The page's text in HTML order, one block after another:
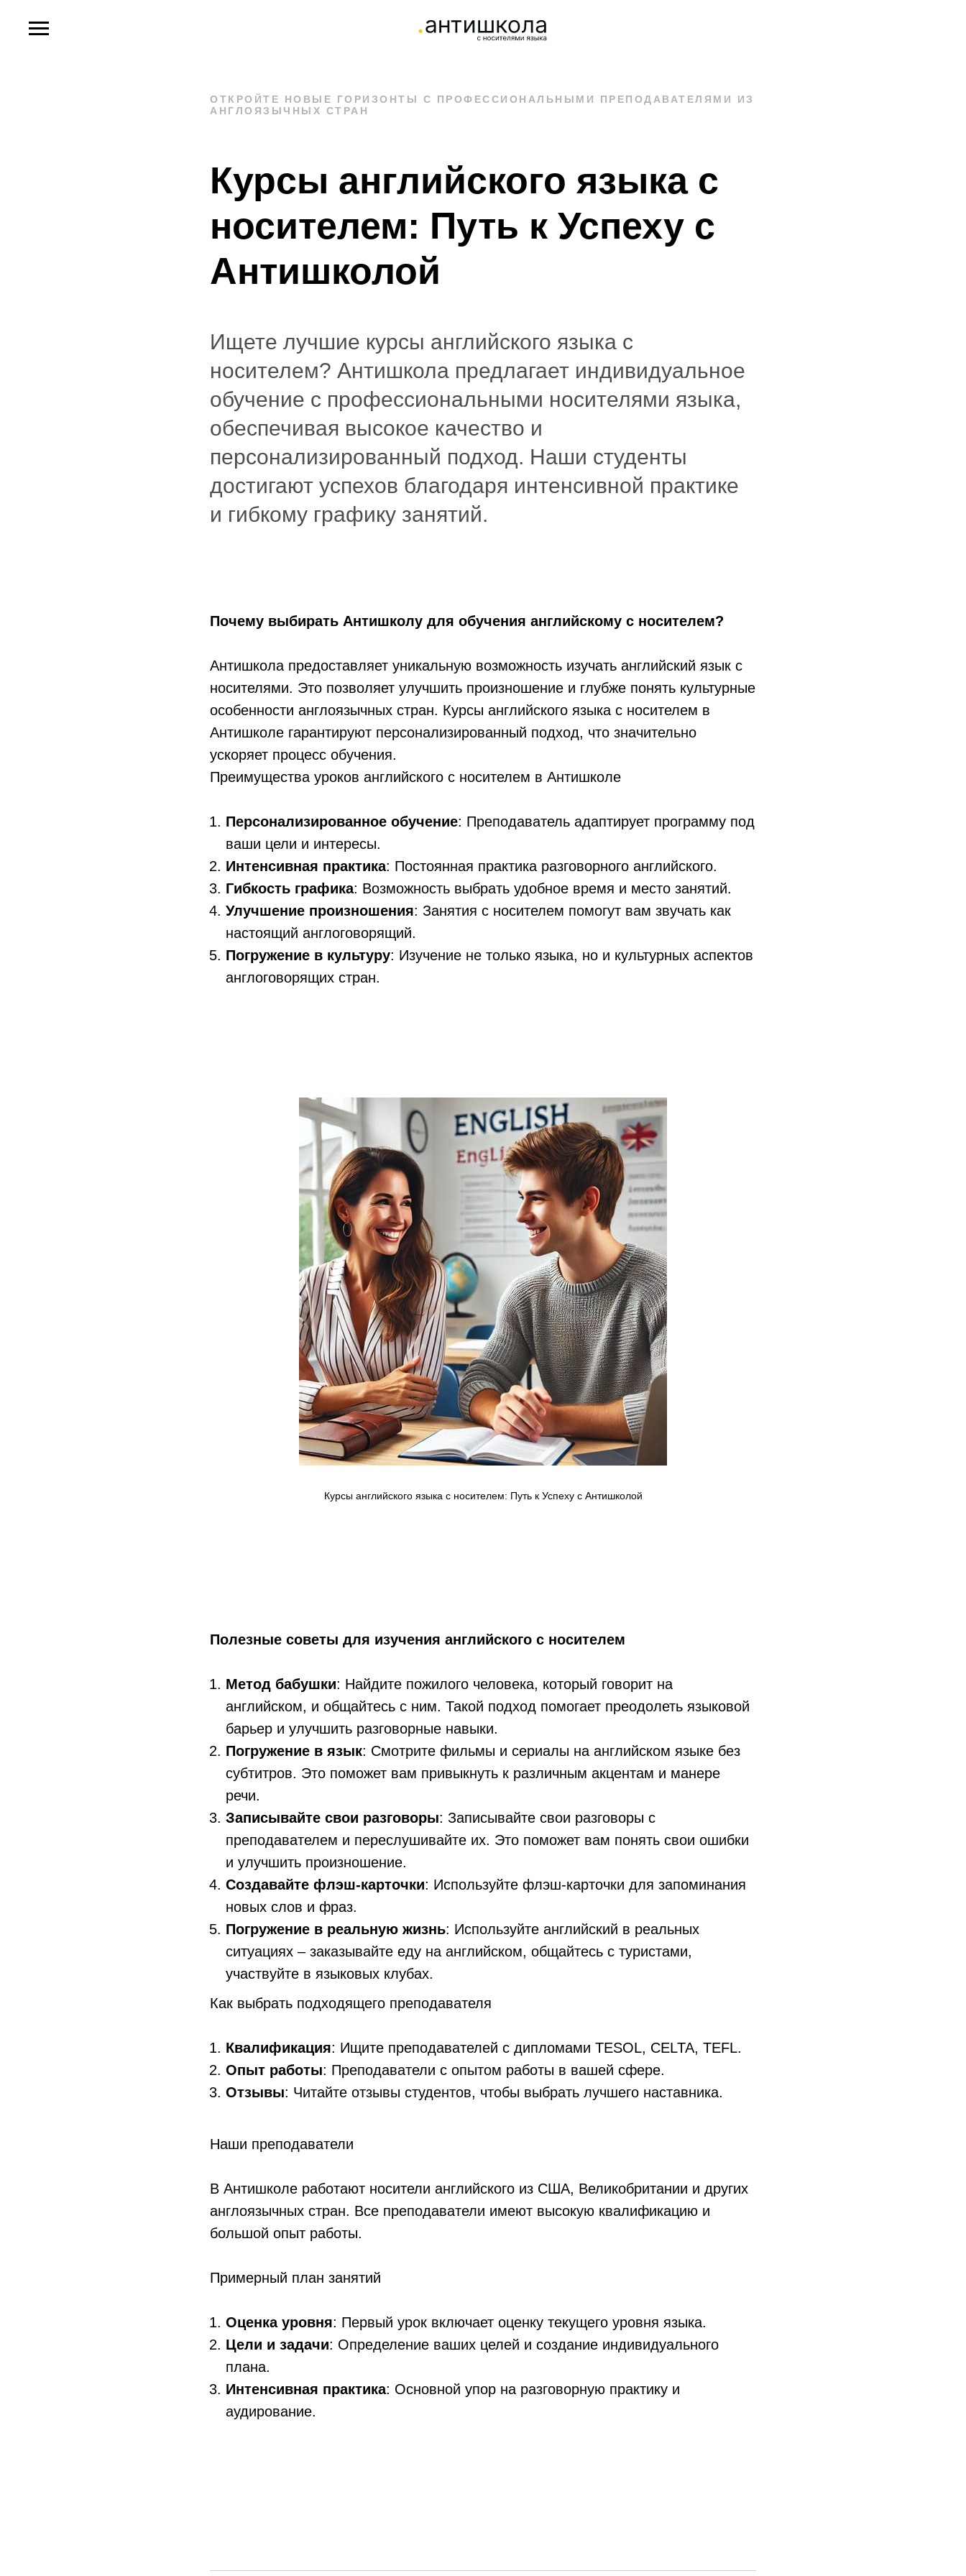
ОТКРОЙТЕ НОВЫЕ ГОРИЗОНТЫ С ПРОФЕССИОНАЛЬНЫМИ ПРЕПОДАВАТЕЛЯМИ ИЗ
АНГЛОЯЗЫЧНЫХ СТРАН
Курсы английского языка с
носителем: Путь к Успеху с
Антишколой
Ищете лучшие курсы английского языка с
носителем? Антишкола предлагает индивидуальное
обучение с профессиональными носителями языка,
обеспечивая высокое качество и
персонализированный подход. Наши студенты
достигают успехов благодаря интенсивной практике
и гибкому графику занятий.
Почему выбирать Антишколу для обучения английскому с носителем?
Антишкола предоставляет уникальную возможность изучать английский язык с
носителями. Это позволяет улучшить произношение и глубже понять культурные
особенности англоязычных стран. Курсы английского языка с носителем в
Антишколе гарантируют персонализированный подход, что значительно
ускоряет процесс обучения.
Преимущества уроков английского с носителем в Антишколе
Персонализированное обучение: Преподаватель адаптирует программу под
ваши цели и интересы.
Интенсивная практика: Постоянная практика разговорного английского.
Гибкость графика: Возможность выбрать удобное время и место занятий.
Улучшение произношения: Занятия с носителем помогут вам звучать как
настоящий англоговорящий.
Погружение в культуру: Изучение не только языка, но и культурных аспектов
англоговорящих стран.
Курсы английского языка с носителем: Путь к Успеху с Антишколой
Полезные советы для изучения английского с носителем
Метод бабушки: Найдите пожилого человека, который говорит на
английском, и общайтесь с ним. Такой подход помогает преодолеть языковой
барьер и улучшить разговорные навыки.
Погружение в язык: Смотрите фильмы и сериалы на английском языке без
субтитров. Это поможет вам привыкнуть к различным акцентам и манере
речи.
Записывайте свои разговоры: Записывайте свои разговоры с
преподавателем и переслушивайте их. Это поможет вам понять свои ошибки
и улучшить произношение.
Создавайте флэш-карточки: Используйте флэш-карточки для запоминания
новых слов и фраз.
Погружение в реальную жизнь: Используйте английский в реальных
ситуациях – заказывайте еду на английском, общайтесь с туристами,
участвуйте в языковых клубах.
Как выбрать подходящего преподавателя
Квалификация: Ищите преподавателей с дипломами TESOL, CELTA, TEFL.
Опыт работы: Преподаватели с опытом работы в вашей сфере.
Отзывы: Читайте отзывы студентов, чтобы выбрать лучшего наставника.
Наши преподаватели
В Антишколе работают носители английского из США, Великобритании и других
англоязычных стран. Все преподаватели имеют высокую квалификацию и
большой опыт работы.
Примерный план занятий
Оценка уровня: Первый урок включает оценку текущего уровня языка.
Цели и задачи: Определение ваших целей и создание индивидуального
плана.
Интенсивная практика: Основной упор на разговорную практику и
аудирование.